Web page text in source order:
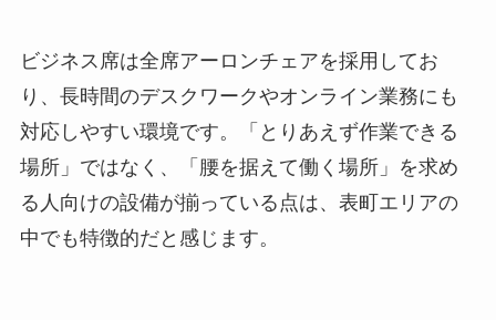
ビジネス席は全席アーロンチェアを採用してお
り、長時間のデスクワークやオンライン業務にも
対応しやすい環境です。「とりあえず作業できる
場所」ではなく、「腰を据えて働く場所」を求め
る人向けの設備が揃っている点は、表町エリアの
中でも特徴的だと感じます。